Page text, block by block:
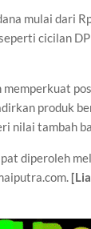
mulai dari
cicilan
produk
nilai tambah
diperoleh